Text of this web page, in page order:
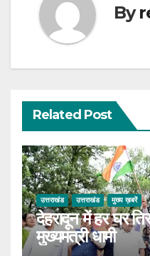
By
Related Post
उत्तराखंड उत्तराखंड मुख्य ख़बरें
देहरादून में हर घर
मुख्यमंत्री धामी